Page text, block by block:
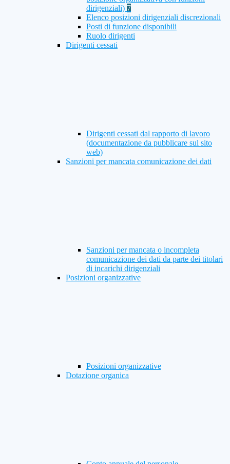
dirigenziali) 7
Elenco posizioni dirigenziali discrezionali
Posti di funzione disponibili
Ruolo dirigenti
Dirigenti cessati
Dirigenti cessati dal rapporto di lavoro
(documentazione da pubblicare sul sito
web)
Sanzioni per mancata comunicazione dei dati
Sanzioni per mancata o incompleta
comunicazione dei dati da parte dei titolari
di incarichi dirigenziali
Posizioni organizzative
Posizioni organizzative
Dotazione organica